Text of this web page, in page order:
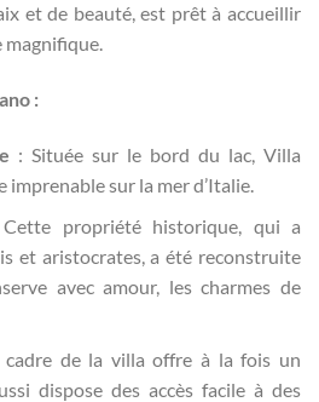
et de beauté, est prêt à accueillir
magnifique.
:
: Située sur le bord du lac, Villa
sur la mer d’Italie.
propriété historique, qui a
et aristocrates, a été reconstruite
avec amour, les charmes de
cadre de la villa offre à la fois un
dispose des accès facile à des